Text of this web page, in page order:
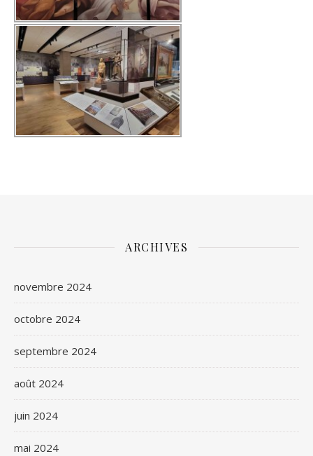
ARCHIVES
novembre 2024
octobre 2024
septembre 2024
août 2024
juin 2024
mai 2024